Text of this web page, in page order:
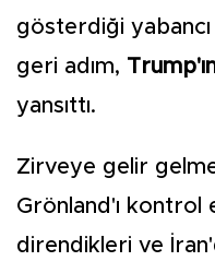
gösterdiği
geri adım,
yansıttı.
Zirveye gelir
Grönland'ı kontrol
direndikleri ve